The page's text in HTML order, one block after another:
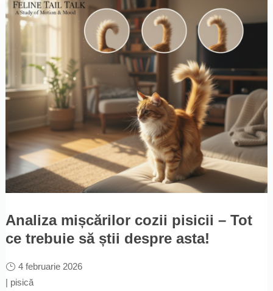
Analiza mișcărilor cozii pisicii – Tot
ce trebuie să știi despre asta!
4 februarie 2026
| pisică